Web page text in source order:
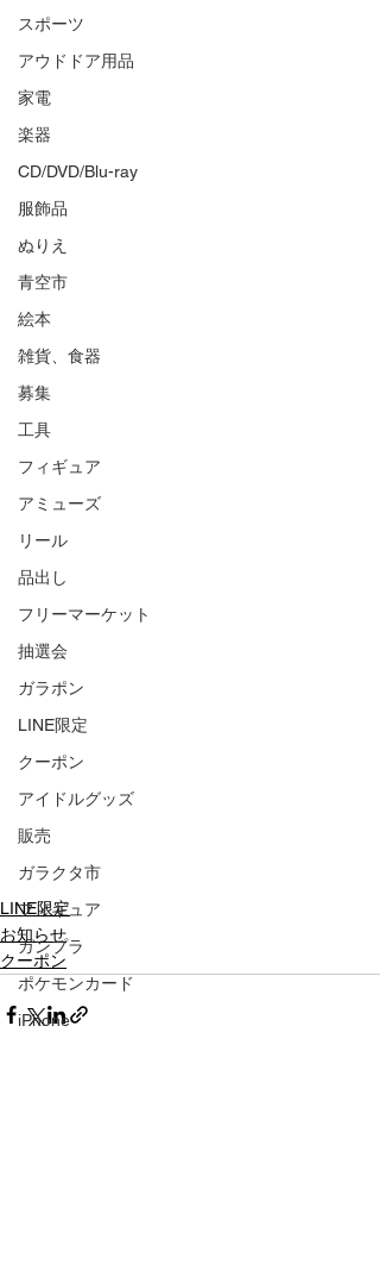
スポーツ
アウドドア用品
家電
楽器
CD/DVD/Blu-ray
服飾品
ぬりえ
青空市
絵本
雑貨、食器
募集
工具
フィギュア
アミューズ
リール
品出し
フリーマーケット
抽選会
ガラポン
LINE限定
クーポン
アイドルグッズ
販売
ガラクタ市
フィギュア
ガンプラ
ポケモンカード
iPhone
LINE限定
お知らせ
クーポン